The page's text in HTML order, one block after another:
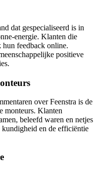
dat gespecialiseerd is in
energie. Klanten die
hun feedback online.
positieve
over Feenstra is de
monteurs. Klanten
beleefd waren en netjes
en de efficiëntie